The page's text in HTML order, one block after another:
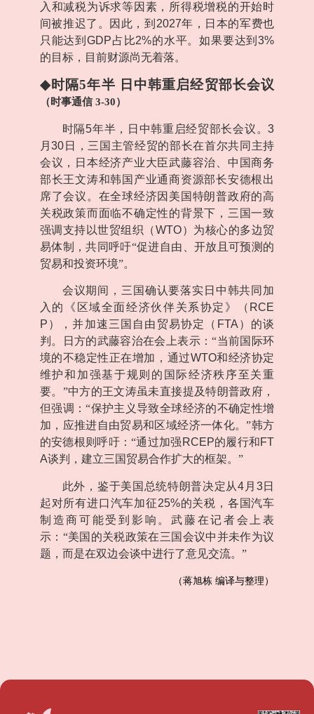
入和减税为诉求等因素，所得税增税的开始时
间被推迟了。因此，到 2027年，日本的军费也
只能达到 GDP占比2%的水平。如果要达到3%
的目标，目前财源尚无着落。
◆时隔5年半 日中韩重启经贸部长会议
（时事通信3-30）
时隔5年半，日中韩重启经贸部长会议。3
月30 日，三国主管经贸的部长在首尔共同主持
会议，日本经济产业大臣武藤容治、中国商务
部长王文涛和韩国产业通商资源部长安德根出
席了会议。在全球经济因美国特朗普政府的高
关税政策而面临不确定性的背景下，三国一致
强调支持以世贸组织（WTO）为核心的多边贸
易体制，共同呼吁“促进自由、开放且可预测的
贸易和投资环境”。
会议期间，三国确认要落实日中韩共同加
入的《区域全面经济伙伴关系协定》（ RCE
P ），并加速三国自由贸易协定（ FTA）的谈
判。日方的武藤容治在会上表示：“当前国际环
境的不稳定性正在增加，通过WTO和经济协定
维护和加强基于规则的国际经济秩序至关重
要。”中方的王文涛虽未直接提及特朗普政府，
但强调：“保护主义导致全球经济的不确定性增
加，应推进自由贸易和区域经济一体化。”韩方
的安德根则呼吁：“通过加强 RCEP的履行和 FT
A谈判，建立三国贸易合作扩大的框架。”
此外，鉴于美国总统特朗普决定从4 月 3日
起对所有进口汽车加征25%的关税，各国汽车
制造商可能受到影响。武藤在记者会上表
示：“美国的关税政策在三国会议中并未作为议
题，而是在双边会谈中进行了意见交流。”
（蒋旭栋 编译与整理）